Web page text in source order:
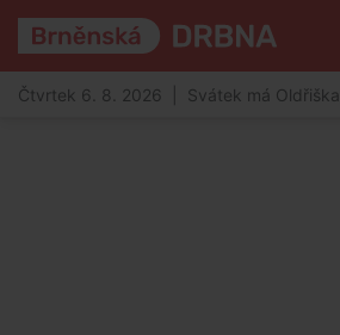
Čtvrtek 6. 8. 2026 | Svátek má Oldřiška